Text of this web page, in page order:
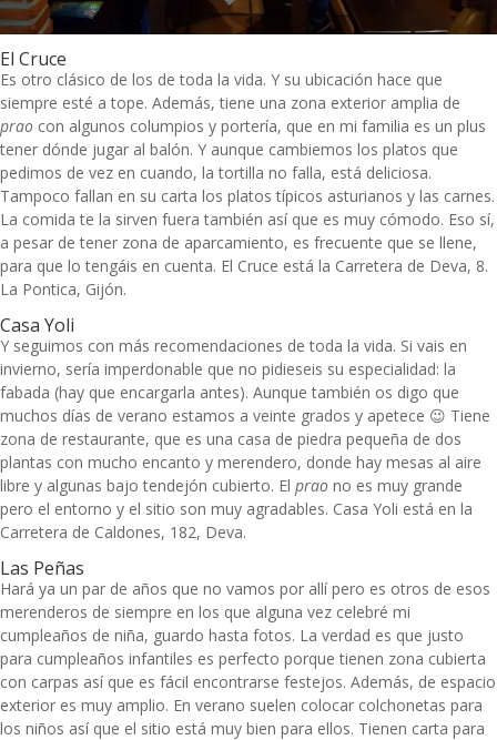
El Cruce
Es otro clásico de los de toda la vida. Y su ubicación hace que
siempre esté a tope. Además, tiene una zona exterior amplia de
prao con algunos columpios y portería, que en mi familia es un plus
tener dónde jugar al balón. Y aunque cambiemos los platos que
pedimos de vez en cuando, la tortilla no falla, está deliciosa.
Tampoco fallan en su carta los platos típicos asturianos y las carnes.
La comida te la sirven fuera también así que es muy cómodo. Eso sí,
a pesar de tener zona de aparcamiento, es frecuente que se llene,
para que lo tengáis en cuenta. El Cruce está la Carretera de Deva, 8.
La Pontica, Gijón.
Casa Yoli
Y seguimos con más recomendaciones de toda la vida. Si vais en
invierno, sería imperdonable que no pidieseis su especialidad: la
fabada (hay que encargarla antes). Aunque también os digo que
muchos días de verano estamos a veinte grados y apetece 😉 Tiene
zona de restaurante, que es una casa de piedra pequeña de dos
plantas con mucho encanto y merendero, donde hay mesas al aire
libre y algunas bajo tendejón cubierto. El prao no es muy grande
pero el entorno y el sitio son muy agradables. Casa Yoli está en la
Carretera de Caldones, 182, Deva.
Las Peñas
Hará ya un par de años que no vamos por allí pero es otros de esos
merenderos de siempre en los que alguna vez celebré mi
cumpleaños de niña, guardo hasta fotos. La verdad es que justo
para cumpleaños infantiles es perfecto porque tienen zona cubierta
con carpas así que es fácil encontrarse festejos. Además, de espacio
exterior es muy amplio. En verano suelen colocar colchonetas para
los niños así que el sitio está muy bien para ellos. Tienen carta para